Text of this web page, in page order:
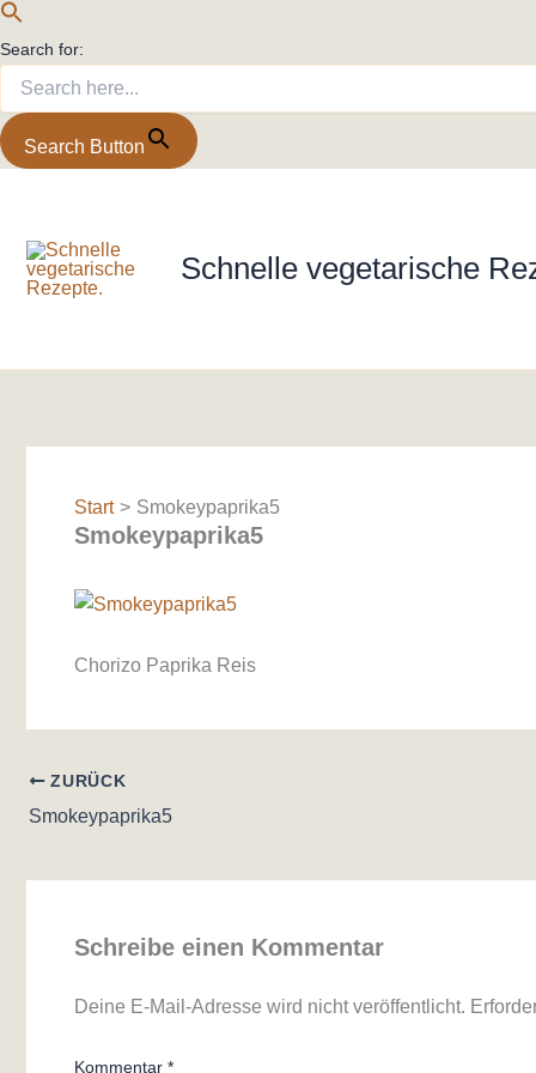
Search for:
Search Button
springen
Schnelle vegetarische
Start Smokeypaprika5
Smokeypaprika5
Chorizo Paprika Reis
ZURÜCK
Smokeypaprika5
Schreibe einen Kommentar
Deine E-Mail-Adresse wird nicht veröffentlicht.
Kommentar *